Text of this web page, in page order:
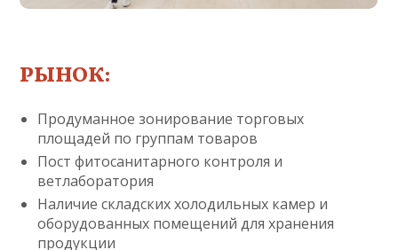
РЫНОК:
Продуманное зонирование торговых
площадей по группам товаров
Пост фитосанитарного контроля и
ветлаборатория
Наличие складских холодильных камер и
оборудованных помещений для хранения
продукции